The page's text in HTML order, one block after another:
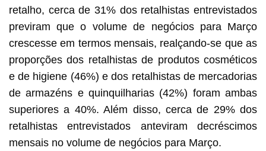
retalho, cerca de 31% dos retalhistas entrevistados
previram que o volume de negócios para Março
crescesse em termos mensais, realçando-se que as
proporções dos retalhistas de produtos cosméticos
e de higiene (46%) e dos retalhistas de mercadorias
de armazéns e quinquilharias (42%) foram ambas
superiores a 40%. Além disso, cerca de 29% dos
retalhistas entrevistados anteviram decréscimos
mensais no volume de negócios para Março.